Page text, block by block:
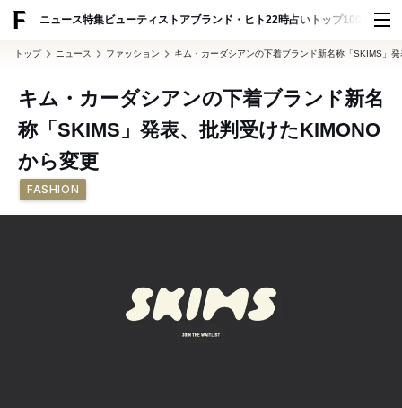
ニュース特集ビューティ ストアブランド・ヒト22時占い トップ100 スナッ
トップ ニュース ファッション キム・カーダシアンの下着ブランド新名称「SKIMS」
キム・カーダシアンの下着ブランド新名
称「SKIMS」発表、批判受けたKIMONO
から変更
FASHION